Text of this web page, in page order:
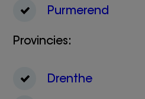
Purmerend
Provincies:
Drenthe